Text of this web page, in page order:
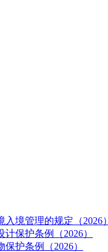
入境管理的规定（2026）
保护条例（2026）
护条例（2026）